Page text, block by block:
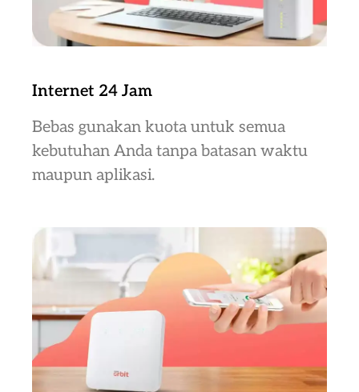
Internet 24 Jam
Bebas gunakan kuota untuk semua
kebutuhan Anda tanpa batasan waktu
maupun aplikasi.